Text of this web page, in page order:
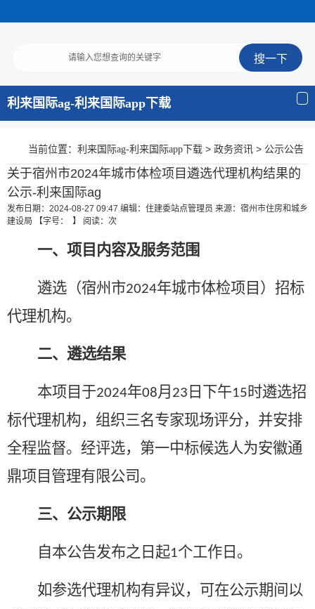
利来国际ag-利来国际app下载
当前位置： 利来国际ag-利来国际app下载 > 政务资讯 > 公示公告
关于宿州市2024年城市体检项目遴选代理机构结果的
公示-利来国际ag
发布日期：2024-08-27 09:47 编辑：住建委站点管理员 来源：宿州市住房和城乡
建设局
【字号： 】 阅读： 次
一、项目内容及服务范围
遴选（宿州市2024年城市体检项目） 招标
代理机构。
二、遴选结果
本项目于2024年08月 23 日下午15时遴选招
标代理机构，组织三名专家现场评分，并安排
全程监督。经评选，第一中标候选人为安徽通
鼎项目管理有限公司。
三、公示期限
自本公告发布之日起1个工作日。
如参选代理机构有异议，可在公示期间以